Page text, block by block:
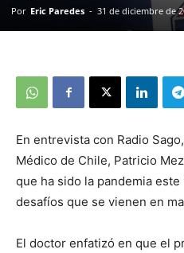
Por Eric Paredes - 31 de diciembre de
En entrevista con Radio
Médico de Chile, Patricio
que ha sido la pandemia
desafíos que se vienen en
El doctor enfatizó en que el